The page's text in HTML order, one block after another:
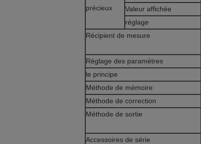
précieux
Valeur affichée
réglage
Récipient de mesure
Réglage des paramètres
le principe
Méthode de mémoire
Méthode de correction
Méthode de sortie
Accessoires de série